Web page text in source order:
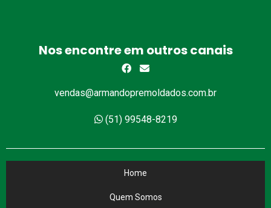
Nos encontre em outros canais
vendas@armandopremoldados.com.br
(51) 99548-8219
Home
Quem Somos